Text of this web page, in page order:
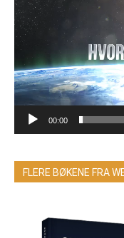
00:00
FLERE BØKENE FRA